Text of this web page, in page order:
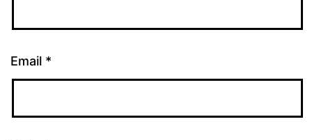
Email *